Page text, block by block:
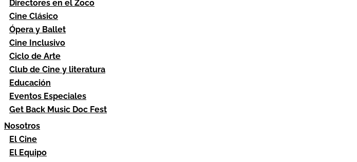
Directores en el Zoco
Cine Clásico
Ópera y Ballet
Cine Inclusivo
Ciclo de Arte
Club de Cine y literatura
Educación
Eventos Especiales
Get Back Music Doc Fest
Nosotros
El Cine
El Equipo